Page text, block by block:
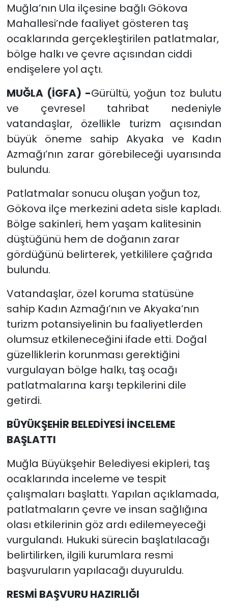
Muğla’nın Ula ilçesine bağlı Gökova
Mahallesi’nde faaliyet gösteren taş
ocaklarında gerçekleştirilen patlatmalar,
bölge halkı ve çevre açısından ciddi
endişelere yol açtı.
MUĞLA (İGFA) -Gürültü, yoğun toz bulutu
ve çevresel tahribat nedeniyle
vatandaşlar, özellikle turizm açısından
büyük öneme sahip Akyaka ve Kadın
Azmağı’nın zarar görebileceği uyarısında
bulundu.
Patlatmalar sonucu oluşan yoğun toz,
Gökova ilçe merkezini adeta sisle kapladı.
Bölge sakinleri, hem yaşam kalitesinin
düştüğünü hem de doğanın zarar
gördüğünü belirterek, yetkililere çağrıda
bulundu.
Vatandaşlar, özel koruma statüsüne
sahip Kadın Azmağı’nın ve Akyaka’nın
turizm potansiyelinin bu faaliyetlerden
olumsuz etkileneceğini ifade etti. Doğal
güzelliklerin korunması gerektiğini
vurgulayan bölge halkı, taş ocağı
patlatmalarına karşı tepkilerini dile
getirdi.
BÜYÜKŞEHİR BELEDİYESİ İNCELEME
BAŞLATTI
Muğla Büyükşehir Belediyesi ekipleri, taş
ocaklarında inceleme ve tespit
çalışmaları başlattı. Yapılan açıklamada,
patlatmaların çevre ve insan sağlığına
olası etkilerinin göz ardı edilemeyeceği
vurgulandı. Hukuki sürecin başlatılacağı
belirtilirken, ilgili kurumlara resmi
başvuruların yapılacağı duyuruldu.
RESMİ BAŞVURU HAZIRLIĞI